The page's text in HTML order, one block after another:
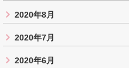
2020年8月
2020年7月
2020年6月